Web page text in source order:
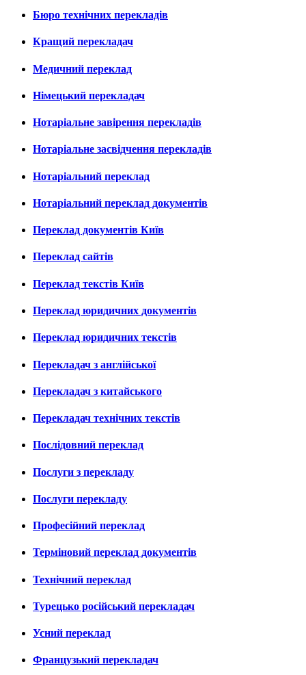
Бюро технічних перекладів
Кращий перекладач
Медичний переклад
Німецький перекладач
Нотаріальне завірення перекладів
Нотаріальне засвідчення перекладів
Нотаріальний переклад
Нотаріальний переклад документів
Переклад документів Київ
Переклад сайтів
Переклад текстів Київ
Переклад юридичних документів
Переклад юридичних текстів
Перекладач з англійської
Перекладач з китайського
Перекладач технічних текстів
Послідовний переклад
Послуги з перекладу
Послуги перекладу
Професійний переклад
Терміновий переклад документів
Технічний переклад
Турецько російський перекладач
Усний переклад
Французький перекладач